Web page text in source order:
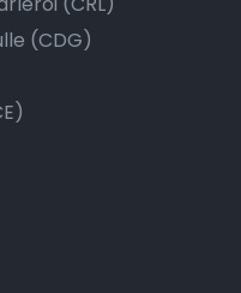
bien sûr la possibilité
faire est d’arrondir
ou de dire
monnaie après lui
le prix de la
(CDG)